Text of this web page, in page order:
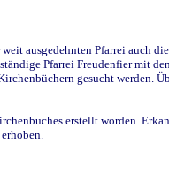
ausgedehnten Pfarrei auch
Pfarrei Freudenfier mit
gesucht werden.
erstellt worden.